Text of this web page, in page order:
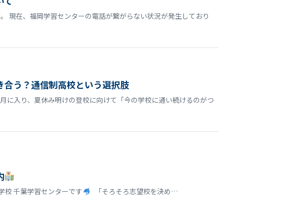
現在、福岡学習センターの電話が繋がらない状況が発生しており
合う？通信制高校という選択肢
に入り、夏休み明けの登校に向けて「今の学校に通い続けるのがつ
校 千葉学習センターです 「そろそろ志望校を決め…